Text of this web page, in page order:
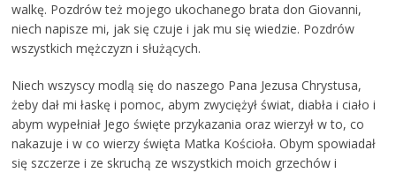
walkę. Pozdrów też mojego ukochanego brata don Giovanni,
niech napisze mi, jak się czuje i jak mu się wiedzie. Pozdrów
wszystkich mężczyzn i służących.
Niech wszyscy modlą się do naszego Pana Jezusa Chrystusa,
żeby dał mi łaskę i pomoc, abym zwyciężył świat, diabła i ciało i
abym wypełniał Jego święte przykazania oraz wierzył w to, co
nakazuje i w co wierzy święta Matka Kościoła. Obym spowiadał
się szczerze i ze skruchą ze wszystkich moich grzechów i